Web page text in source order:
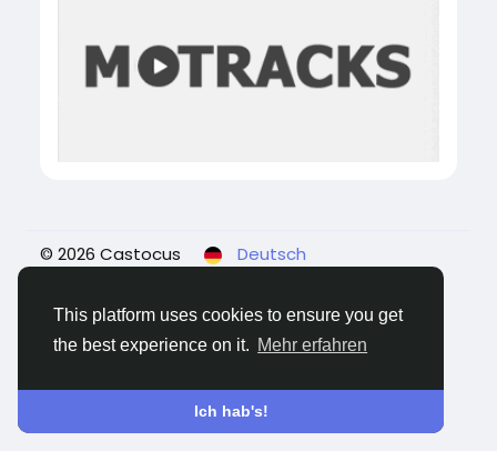
This platform uses cookies to ensure you get
the best experience on it. Mehr erfahren
Ich hab's!
© 2026 Castocus
Deutsch
Kontaktiere uns